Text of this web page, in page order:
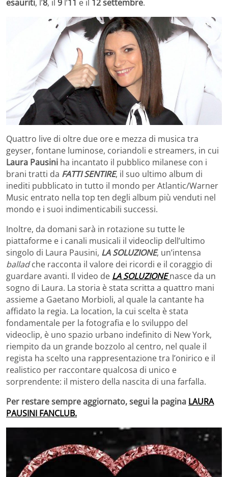
esauriti, l’8, il 9 l’11 e il 12 settembre.
Quattro live di oltre due ore e mezza di musica tra
geyser, fontane luminose, coriandoli e streamers, in cui
Laura Pausini ha incantato il pubblico milanese con i
brani tratti da FATTI SENTIRE, il suo ultimo album di
inediti pubblicato in tutto il mondo per Atlantic/Warner
Music entrato nella top ten degli album più venduti nel
mondo e i suoi indimenticabili successi.
Inoltre, da domani sarà in rotazione su tutte le
piattaforme e i canali musicali il videoclip dell’ultimo
singolo di Laura Pausini, LA SOLUZIONE, un’intensa
balladche racconta il valore dei ricordi e il coraggio di
guardare avanti. Il video de LA SOLUZIONE nasce da un
sogno di Laura. La storia è stata scritta a quattro mani
assieme a Gaetano Morbioli, al quale la cantante ha
affidato la regia. La location, la cui scelta è stata
fondamentale per la fotografia e lo sviluppo del
videoclip, è uno spazio urbano indefinito di New York,
riempito da un grande bozzolo al centro, nel quale il
regista ha scelto una rappresentazione tra l’onirico e il
realistico per raccontare qualcosa di unico e
sorprendente: il mistero della nascita di una farfalla.
Per restare sempre aggiornato, segui la pagina LAURA
PAUSINI FANCLUB.